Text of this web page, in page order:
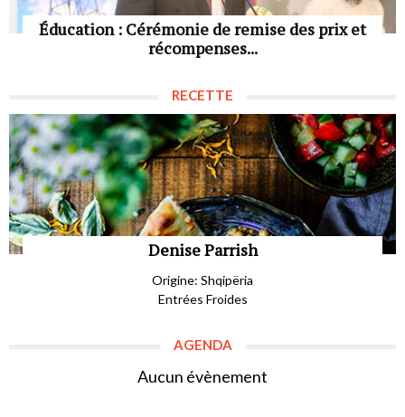
Éducation : Cérémonie de remise des prix et
récompenses...
RECETTE
Denise Parrish
Origine: Shqipëria
Entrées Froides
AGENDA
Aucun évènement